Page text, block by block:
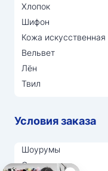
Хлопок
Шифон
Кожа искусственная
Вельвет
Лён
Твил
Условия заказа
Шоурумы
Отзывы